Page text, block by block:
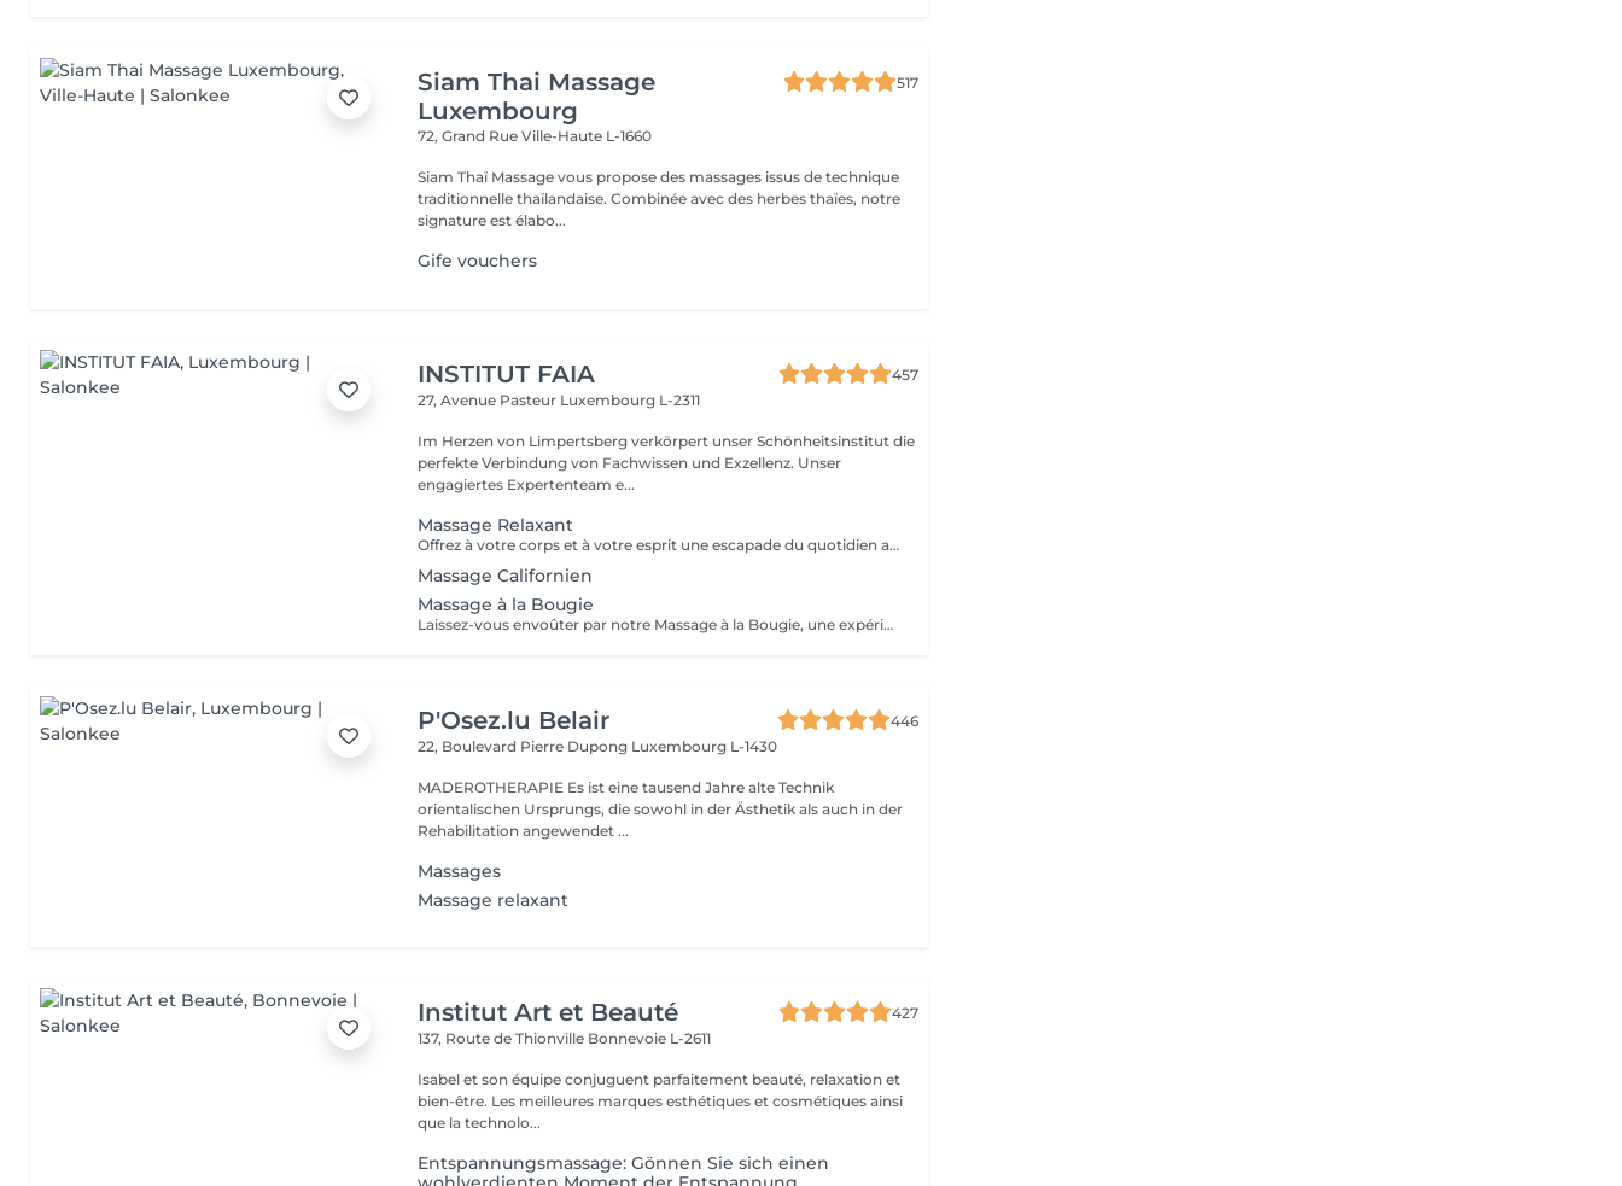
Siam Thai Massage
Luxembourg
517
72, Grand RueVille-Haute L-1660
Siam Thaï Massage vous propose des massages issus de technique
traditionnelle thaïlandaise. Combinée avec des herbes thaïes, notre
signature est élabo...
Gife vouchers
INSTITUT FAIA
457
27, Avenue Pasteur Luxembourg L-2311
Im Herzen von Limpertsberg verkörpert unser Schönheitsinstitut die
perfekte Verbindung von Fachwissen und Exzellenz. Unser
engagiertes Expertenteam e...
Massage Relaxant
Offrez à votre corps et à votre esprit une escapade du quotidien avec notre Massage Relaxant. Conçu pour apaiser les muscles tendus et l'esprit agité, ce massage est une invitation à la tranquillité. Les gestes doux et enveloppants vous plongent dans un état de détente profonde, éliminant le stress et favorisant une relaxation totale. Laissez-vous dorloter, ressourcez-vous et repartez avec un sourire apaisé.
Massage Californien
Massage à la Bougie
Laissez-vous envoûter par notre Massage à la Bougie, une expérience sensorielle unique. La chaleur douce et apaisante de la cire fondue associée à des mouvements délicats vous transporte dans un cocon de relaxation. Vos sens seront comblés par les parfums apaisants de nos bougies spécialement conçues. Plongez dans un état de béatitude et ressortez avec une peau soyeuse et un esprit apaisé.
P'Osez.lu Belair
446
22, Boulevard Pierre Dupong Luxembourg L-1430
MADEROTHERAPIE Es ist eine tausend Jahre alte Technik
orientalischen Ursprungs, die sowohl in der Ästhetik als auch in der
Rehabilitation angewendet ...
Massages
Massage relaxant
Institut Art et Beauté
427
137, Route de Thionville Bonnevoie L-2611
Isabel et son équipe conjuguent parfaitement beauté, relaxation et
bien-être. Les meilleures marques esthétiques et cosmétiques ainsi
que la technolo...
Entspannungsmassage: Gönnen Sie sich einen